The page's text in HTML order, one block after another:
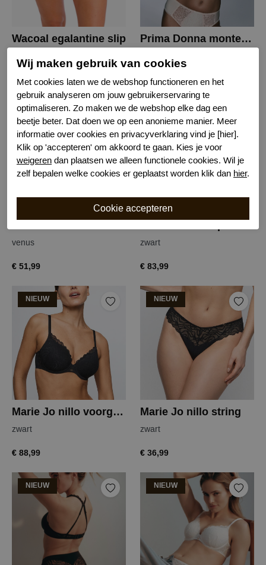
Wacoal egalantine slip
€ 42,99
Prima Donna monterrey beugel bh
€ 98,99
NIEUW
Prima Donna monterrey tailleslip
venus
€ 51,99
NIEUW
Marie Jo nillo spacer bh
zwart
€ 83,99
NIEUW
Marie Jo nillo voorgevormde bh
zwart
€ 88,99
NIEUW
Marie Jo nillo string
zwart
€ 36,99
NIEUW NIEUW
Wij maken gebruik van cookies
Met cookies laten we de webshop functioneren en het
gebruik analyseren om jouw gebruikerservaring te
optimaliseren. Zo maken we de webshop elke dag een
beetje beter. Dat doen we op een anonieme manier. Meer
informatie over cookies en privacyverklaring vind je [hier].
Klik op 'accepteren' om akkoord te gaan. Kies je voor
weigeren dan plaatsen we alleen functionele cookies. Wil je
zelf bepalen welke cookies er geplaatst worden klik dan hier.